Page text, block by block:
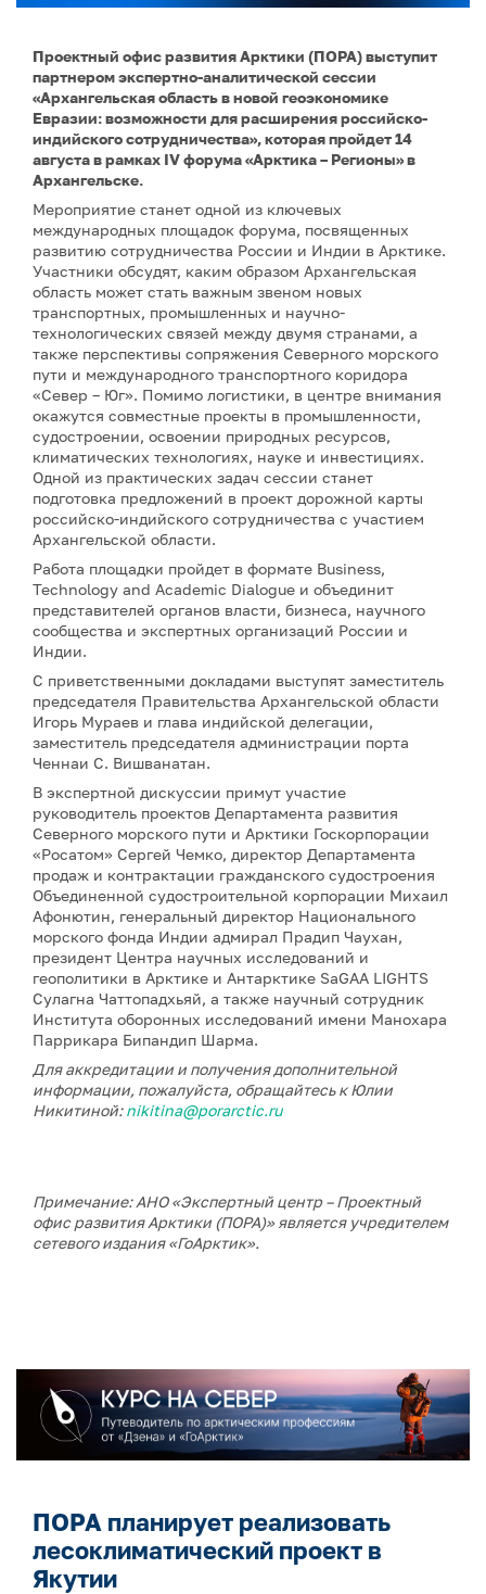
Проектный офис развития Арктики (ПОРА) выступит
партнером экспертно-аналитической сессии
«Архангельская область в новой геоэкономике
Евразии: возможности для расширения российско-
индийского сотрудничества», которая пройдет 14
августа в рамках IV форума «Арктика – Регионы» в
Архангельске.
Мероприятие станет одной из ключевых
международных площадок форума, посвященных
развитию сотрудничества России и Индии в Арктике.
Участники обсудят, каким образом Архангельская
область может стать важным звеном новых
транспортных, промышленных и научно-
технологических связей между двумя странами, а
также перспективы сопряжения Северного морского
пути и международного транспортного коридора
«Север – Юг». Помимо логистики, в центре внимания
окажутся совместные проекты в промышленности,
судостроении, освоении природных ресурсов,
климатических технологиях, науке и инвестициях.
Одной из практических задач сессии станет
подготовка предложений в проект дорожной карты
российско-индийского сотрудничества с участием
Архангельской области.
Работа площадки пройдет в формате Business,
Technology and Academic Dialogue и объединит
представителей органов власти, бизнеса, научного
сообщества и экспертных организаций России и
Индии.
С приветственными докладами выступят заместитель
председателя Правительства Архангельской области
Игорь Мураев и глава индийской делегации,
заместитель председателя администрации порта
Ченнаи С. Вишванатан.
В экспертной дискуссии примут участие
руководитель проектов Департамента развития
Северного морского пути и Арктики Госкорпорации
«Росатом» Сергей Чемко, директор Департамента
продаж и контрактации гражданского судостроения
Объединенной судостроительной корпорации Михаил
Афонютин, генеральный директор Национального
морского фонда Индии адмирал Прадип Чаухан,
президент Центра научных исследований и
геополитики в Арктике и Антарктике SaGAA LIGHTS
Сулагна Чаттопадхьяй, а также научный сотрудник
Института оборонных исследований имени Манохара
Паррикара Бипандип Шарма.
Для аккредитации и получения дополнительной
информации, пожалуйста, обращайтесь к Юлии
Никитиной:nikitina@porarctic.ru
Примечание: АНО «Экспертный центр – Проектный
офис развития Арктики (ПОРА)» является учредителем
сетевого издания «ГоАрктик».
ПОРА планирует реализовать
лесоклиматический проект в
Якутии